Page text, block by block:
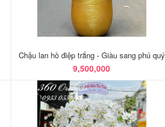
Chậu lan hồ điệp trắng - Giàu sang phú quý
9,500,000